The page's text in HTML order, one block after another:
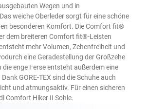
Wegen und in
weiche Oberleder sorgt für eine schöne
besonderen Komfort. Die Comfort fit®
dem breiteren Comfort fit®-Leisten
mehr Volumen, Zehenfreiheit und
eine Geradestellung der Großzehe
enge Ferse entsteht außerdem eine
GORE-TEX sind die Schuhe auch
und atmungsaktiv. Für einen sicheren
Comfort Hiker II Sohle.